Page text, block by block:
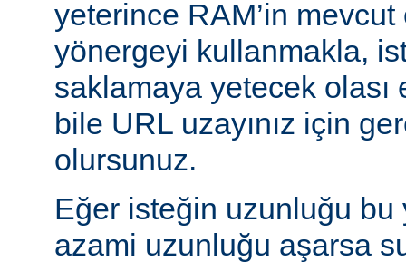
yeterince RAM’in mevcut
yönergeyi kullanmakla,
saklamaya yetecek olası
bile URL uzayınız için
olursunuz.
Eğer isteğin uzunluğu bu
azami uzunluğu aşarsa